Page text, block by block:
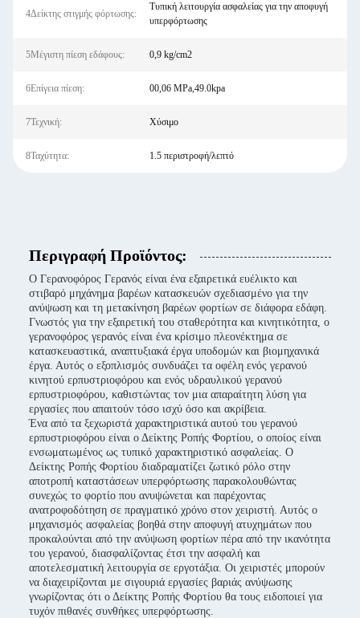
4Δείκτης στιγμής φόρτωσης:
Τυπική λειτουργία ασφαλείας για την αποφυγή
υπερφόρτωσης
5Μέγιστη πίεση εδάφους: 0,9 kg/cm2
6Επίγεια πίεση: 00,06 MPa,49.0kpa
7Τεχνική: Χύσιμο
8Ταχύτητα: 1.5 περιστροφή/λεπτό
Περιγραφή Προϊόντος:
Ο Γερανοφόρος Γερανός είναι ένα εξαιρετικά ευέλικτο και
στιβαρό μηχάνημα βαρέων κατασκευών σχεδιασμένο για την
ανύψωση και τη μετακίνηση βαρέων φορτίων σε διάφορα εδάφη.
Γνωστός για την εξαιρετική του σταθερότητα και κινητικότητα, ο
γερανοφόρος γερανός είναι ένα κρίσιμο πλεονέκτημα σε
κατασκευαστικά, αναπτυξιακά έργα υποδομών και βιομηχανικά
έργα. Αυτός ο εξοπλισμός συνδυάζει τα οφέλη ενός γερανού
κινητού ερπυστριοφόρου και ενός υδραυλικού γερανού
ερπυστριοφόρου, καθιστώντας τον μια απαραίτητη λύση για
εργασίες που απαιτούν τόσο ισχύ όσο και ακρίβεια.
Ένα από τα ξεχωριστά χαρακτηριστικά αυτού του γερανού
ερπυστριοφόρου είναι ο Δείκτης Ροπής Φορτίου, ο οποίος είναι
ενσωματωμένος ως τυπικό χαρακτηριστικό ασφαλείας. Ο
Δείκτης Ροπής Φορτίου διαδραματίζει ζωτικό ρόλο στην
αποτροπή καταστάσεων υπερφόρτωσης παρακολουθώντας
συνεχώς το φορτίο που ανυψώνεται και παρέχοντας
ανατροφοδότηση σε πραγματικό χρόνο στον χειριστή. Αυτός ο
μηχανισμός ασφαλείας βοηθά στην αποφυγή ατυχημάτων που
προκαλούνται από την ανύψωση φορτίων πέρα από την ικανότητα
του γερανού, διασφαλίζοντας έτσι την ασφαλή και
αποτελεσματική λειτουργία σε εργοτάξια. Οι χειριστές μπορούν
να διαχειρίζονται με σιγουριά εργασίες βαριάς ανύψωσης
γνωρίζοντας ότι ο Δείκτης Ροπής Φορτίου θα τους ειδοποιεί για
τυχόν πιθανές συνθήκες υπερφόρτωσης.